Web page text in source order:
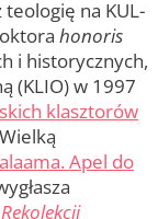
na KUL-
honoris
i historycznych,
(KLIO) w 1997
klasztorów
Apel do